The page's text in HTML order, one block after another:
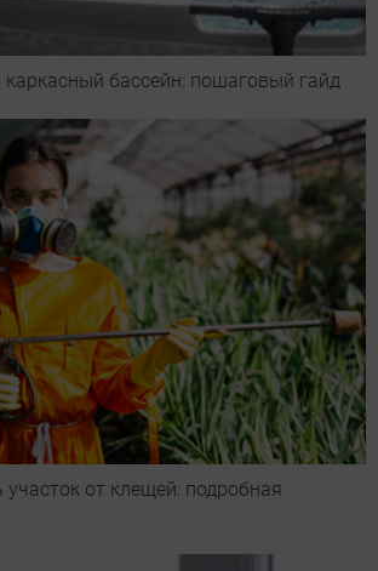
каркасный бассейн: пошаговый гайд
участок от клещей: подробная